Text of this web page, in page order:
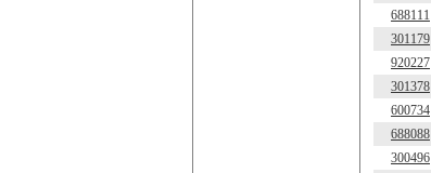
688111
301179
920227
301378
600734
688088
300496